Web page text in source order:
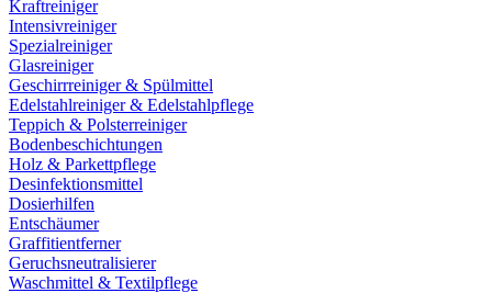
Kraftreiniger
Intensivreiniger
Spezialreiniger
Glasreiniger
Geschirrreiniger & Spülmittel
Edelstahlreiniger & Edelstahlpflege
Teppich & Polsterreiniger
Bodenbeschichtungen
Holz & Parkettpflege
Desinfektionsmittel
Dosierhilfen
Entschäumer
Graffitientferner
Geruchsneutralisierer
Waschmittel & Textilpflege